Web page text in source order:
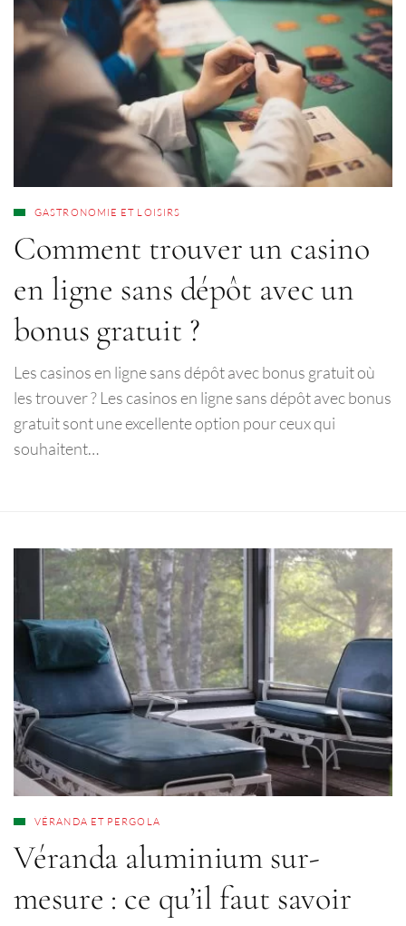
GASTRONOMIE ET LOISIRS
Comment trouver un casino
en ligne sans dépôt avec un
bonus gratuit ?
Les casinos en ligne sans dépôt avec bonus gratuit où
les trouver ? Les casinos en ligne sans dépôt avec bonus
gratuit sont une excellente option pour ceux qui
souhaitent…
VÉRANDA ET PERGOLA
Véranda aluminium sur-
mesure : ce qu’il faut savoir